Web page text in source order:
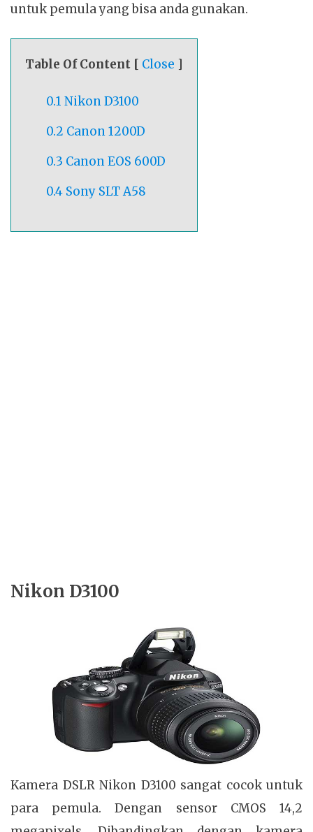
untuk pemula yang bisa anda gunakan.
Table Of Content [ Close ]
0.1 Nikon D3100
0.2 Canon 1200D
0.3 Canon EOS 600D
0.4 Sony SLT A58
Nikon D3100
Kamera DSLR Nikon D3100 sangat cocok untuk
para pemula. Dengan sensor CMOS 14,2